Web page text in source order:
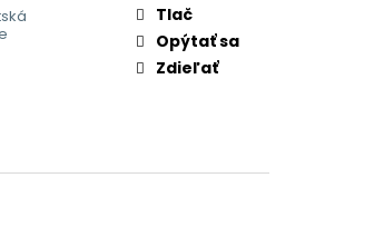
Tlač
Opýtať sa
Zdieľať